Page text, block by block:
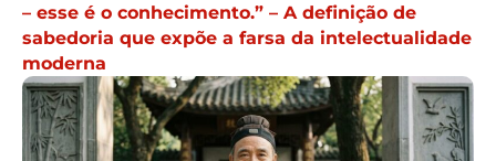
– esse é o conhecimento.” – A definição de
sabedoria que expõe a farsa da intelectualidade
moderna